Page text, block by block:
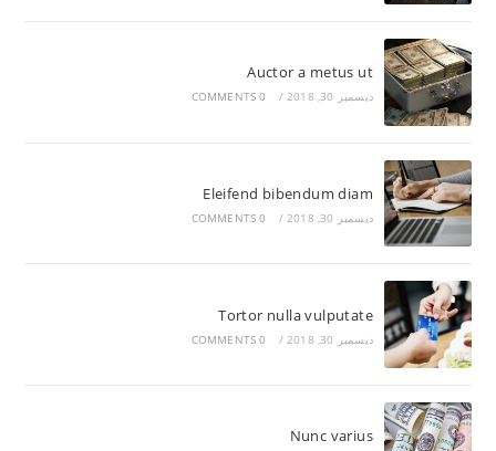
Auctor a metus ut
ديسمبر 30, 2018 /
0 COMMENTS
Eleifend bibendum diam
ديسمبر 30, 2018 /
0 COMMENTS
Tortor nulla vulputate
ديسمبر 30, 2018 /
0 COMMENTS
Nunc varius